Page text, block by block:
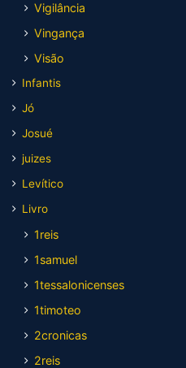
Vigilância
Vingança
Visão
Infantis
Jó
Josué
juizes
Levítico
Livro
1reis
1samuel
1tessalonicenses
1timoteo
2cronicas
2reis